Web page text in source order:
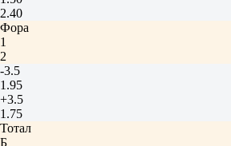
2.40
Фора
1
2
-3.5
1.95
+3.5
1.75
Тотал
Б